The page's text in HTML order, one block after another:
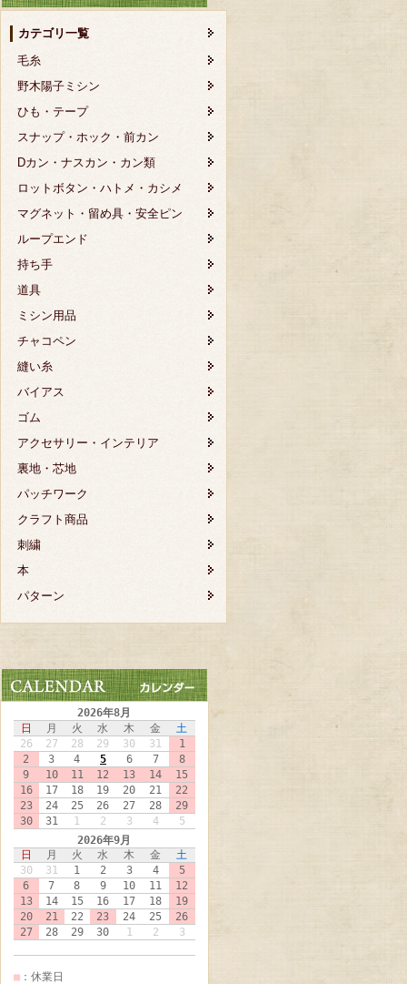
カテゴリ一覧
毛糸
野木陽子ミシン
ひも・テープ
スナップ・ホック・前カン
Dカン・ナスカン・カン類
ロットボタン・ハトメ・カシメ
マグネット・留め具・安全ピン
ループエンド
持ち手
道具
ミシン用品
チャコペン
縫い糸
バイアス
ゴム
アクセサリー・インテリア
裏地・芯地
パッチワーク
クラフト商品
刺繍
本
パターン